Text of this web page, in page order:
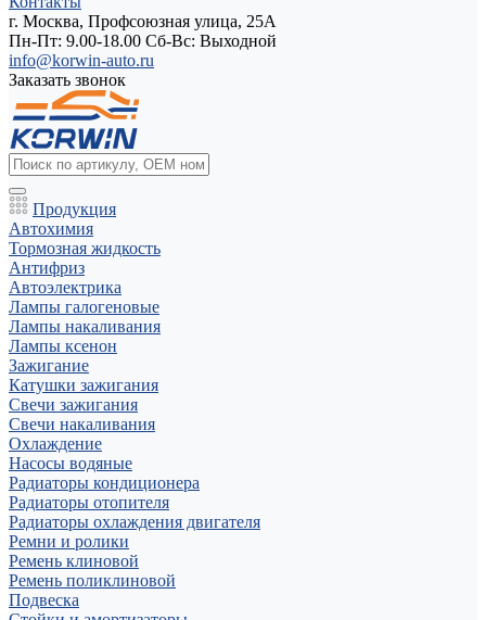
г. Москва, Профсоюзная улица, 25А
Пн-Пт: 9.00-18.00 Cб-Вс: Выходной
info@korwin-auto.ru
Заказать звонок
Продукция
Автохимия
Тормозная жидкость
Антифриз
Автоэлектрика
Лампы галогеновые
Лампы накаливания
Лампы ксенон
Зажигание
Катушки зажигания
Свечи зажигания
Свечи накаливания
Охлаждение
Насосы водяные
Радиаторы кондиционера
Радиаторы отопителя
Радиаторы охлаждения двигателя
Ремни и ролики
Ремень клиновой
Ремень поликлиновой
Подвеска